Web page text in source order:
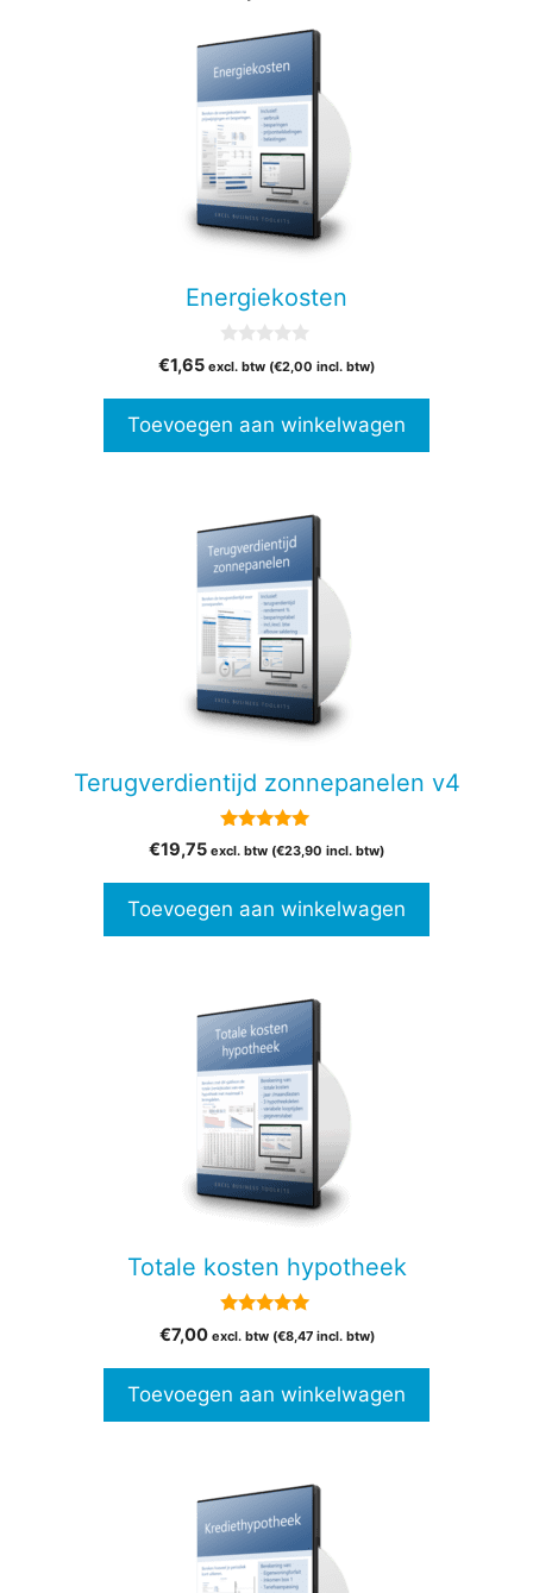
Energiekosten
v
5
€1,65 excl. btw (€2,00 incl. btw)
Toevoegen aan winkelwagen
Terugverdientijd zonnepanelen v4
5.00
van 5
€19,75 excl. btw (€23,90 incl. btw)
Toevoegen aan winkelwagen
Totale kosten hypotheek
5.00
van 5
€7,00 excl. btw (€8,47incl. btw)
Toevoegen aan winkelwagen